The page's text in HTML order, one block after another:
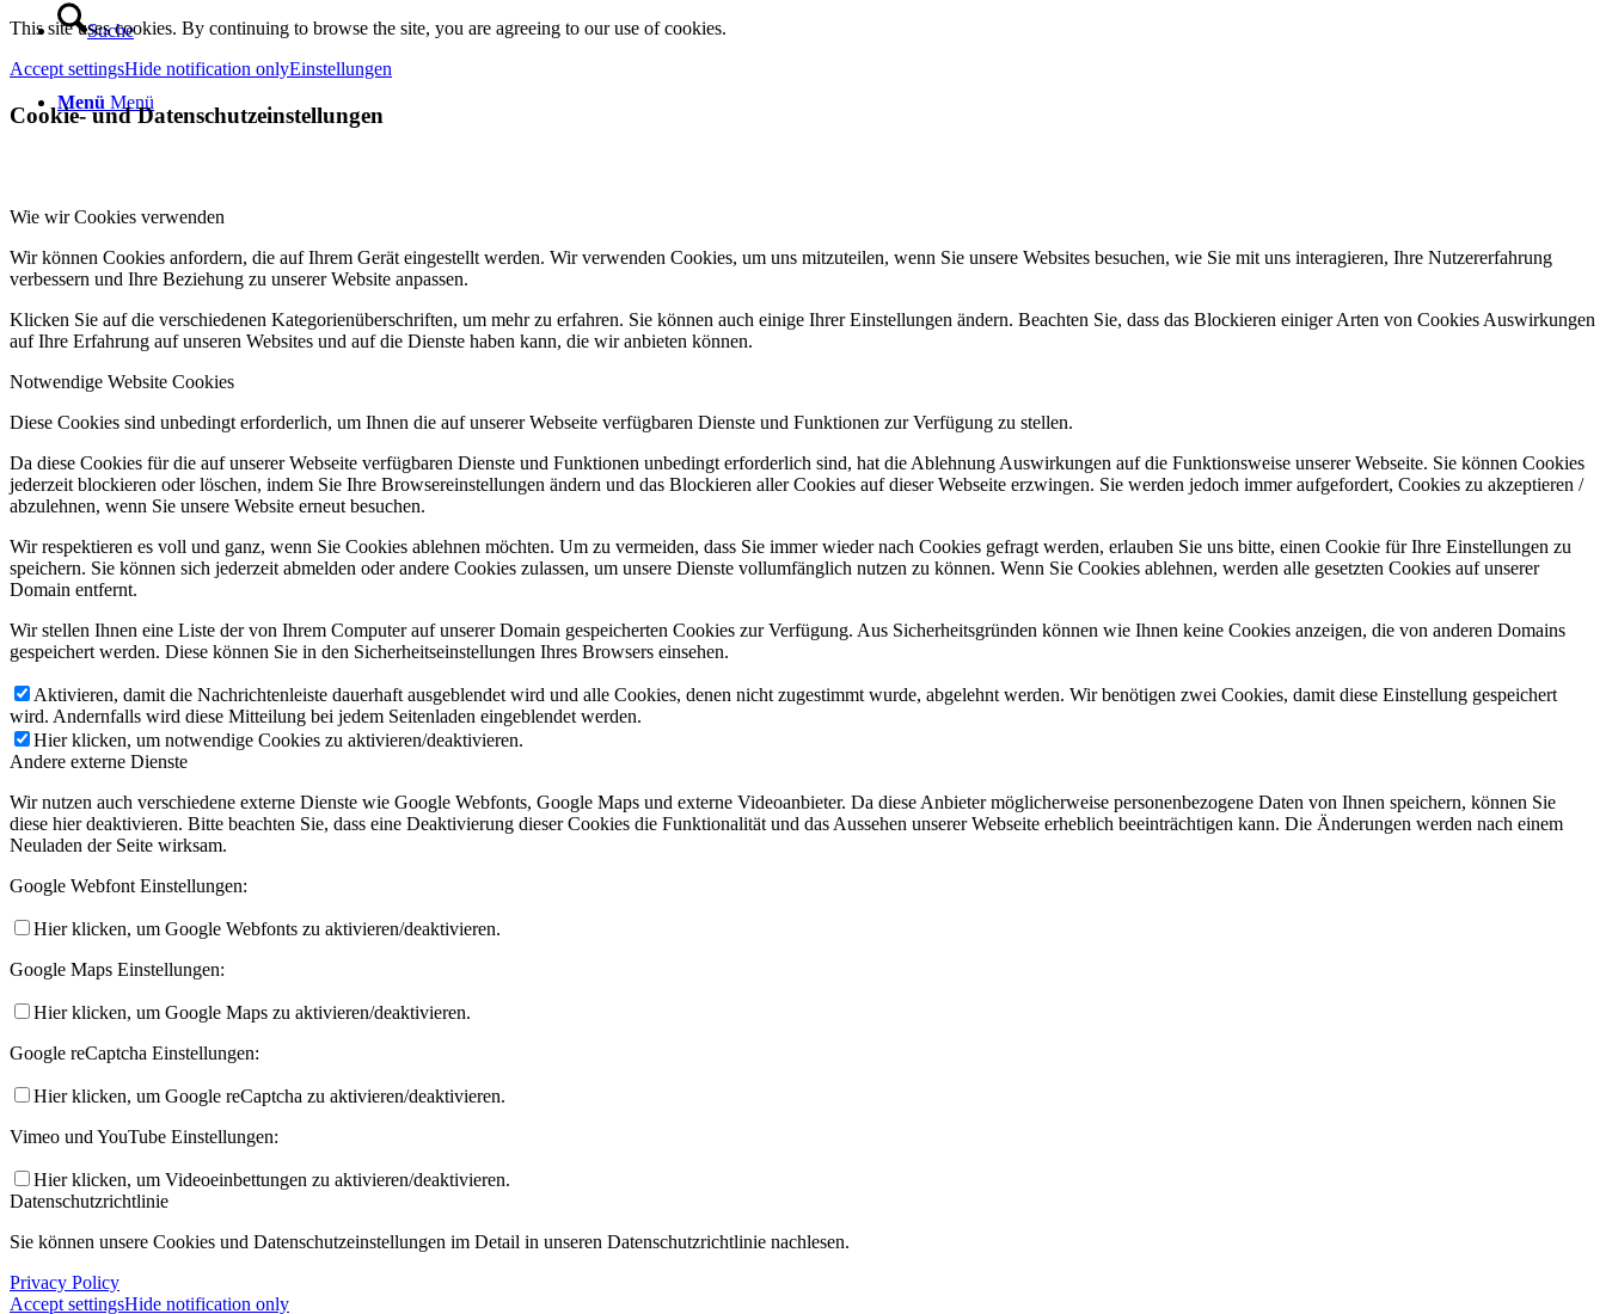
Suche
Menü Menü
This site uses cookies. By continuing to browse the site, you are agreeing to our use of cookies.
Accept settingsHide notification onlyEinstellungen
Cookie- und Datenschutzeinstellungen
Wie wir Cookies verwenden
Wir können Cookies anfordern, die auf Ihrem Gerät eingestellt werden. Wir verwenden Cookies, um uns mitzuteilen, wenn Sie unsere Websites besuchen, wie Sie mit uns interagieren, Ihre Nutzererfahrung
verbessern und Ihre Beziehung zu unserer Website anpassen.
Klicken Sie auf die verschiedenen Kategorienüberschriften, um mehr zu erfahren. Sie können auch einige Ihrer Einstellungen ändern. Beachten Sie, dass das Blockieren einiger Arten von Cookies Auswirkungen
auf Ihre Erfahrung auf unseren Websites und auf die Dienste haben kann, die wir anbieten können.
Notwendige Website Cookies
Diese Cookies sind unbedingt erforderlich, um Ihnen die auf unserer Webseite verfügbaren Dienste und Funktionen zur Verfügung zu stellen.
Da diese Cookies für die auf unserer Webseite verfügbaren Dienste und Funktionen unbedingt erforderlich sind, hat die Ablehnung Auswirkungen auf die Funktionsweise unserer Webseite. Sie können Cookies
jederzeit blockieren oder löschen, indem Sie Ihre Browsereinstellungen ändern und das Blockieren aller Cookies auf dieser Webseite erzwingen. Sie werden jedoch immer aufgefordert, Cookies zu akzeptieren /
abzulehnen, wenn Sie unsere Website erneut besuchen.
Wir respektieren es voll und ganz, wenn Sie Cookies ablehnen möchten. Um zu vermeiden, dass Sie immer wieder nach Cookies gefragt werden, erlauben Sie uns bitte, einen Cookie für Ihre Einstellungen zu
speichern. Sie können sich jederzeit abmelden oder andere Cookies zulassen, um unsere Dienste vollumfänglich nutzen zu können. Wenn Sie Cookies ablehnen, werden alle gesetzten Cookies auf unserer
Domain entfernt.
Wir stellen Ihnen eine Liste der von Ihrem Computer auf unserer Domain gespeicherten Cookies zur Verfügung. Aus Sicherheitsgründen können wie Ihnen keine Cookies anzeigen, die von anderen Domains
gespeichert werden. Diese können Sie in den Sicherheitseinstellungen Ihres Browsers einsehen.
Aktivieren, damit die Nachrichtenleiste dauerhaft ausgeblendet wird und alle Cookies, denen nicht zugestimmt wurde, abgelehnt werden. Wir benötigen zwei Cookies, damit diese Einstellung gespeichert
wird. Andernfalls wird diese Mitteilung bei jedem Seitenladen eingeblendet werden.
Hier klicken, um notwendige Cookies zu aktivieren/deaktivieren.
Andere externe Dienste
Wir nutzen auch verschiedene externe Dienste wie Google Webfonts, Google Maps und externe Videoanbieter. Da diese Anbieter möglicherweise personenbezogene Daten von Ihnen speichern, können Sie
diese hier deaktivieren. Bitte beachten Sie, dass eine Deaktivierung dieser Cookies die Funktionalität und das Aussehen unserer Webseite erheblich beeinträchtigen kann. Die Änderungen werden nach einem
Neuladen der Seite wirksam.
Google Webfont Einstellungen:
Hier klicken, um Google Webfonts zu aktivieren/deaktivieren.
Google Maps Einstellungen:
Hier klicken, um Google Maps zu aktivieren/deaktivieren.
Google reCaptcha Einstellungen:
Hier klicken, um Google reCaptcha zu aktivieren/deaktivieren.
Vimeo und YouTube Einstellungen:
Hier klicken, um Videoeinbettungen zu aktivieren/deaktivieren.
Datenschutzrichtlinie
Sie können unsere Cookies und Datenschutzeinstellungen im Detail in unseren Datenschutzrichtlinie nachlesen.
Privacy Policy
Accept settingsHide notification only